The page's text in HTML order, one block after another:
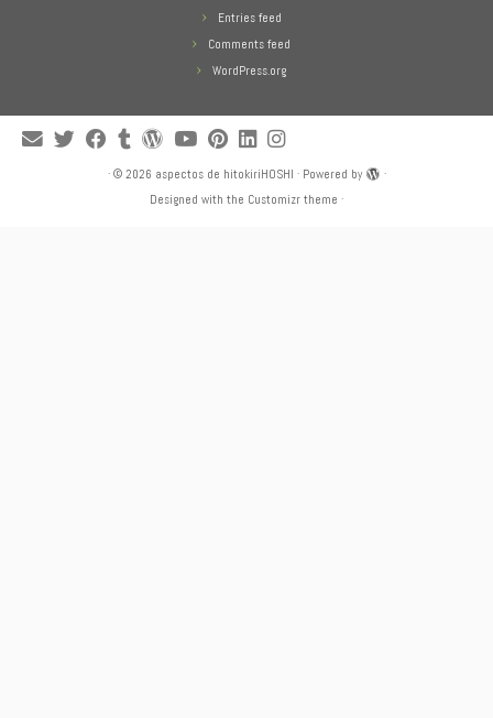
Entries feed
Comments feed
WordPress.org
· © 2026 aspectos de hitokiriHOSHI · Powered by
·
Designed with the Customizr theme ·